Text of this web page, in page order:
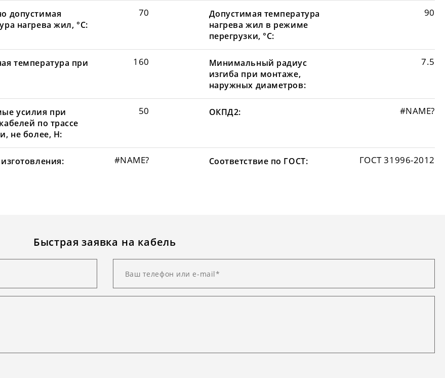
допустимая
нагрева жил, °С:
70
Допустимая температура
нагрева жил в режиме
перегрузки, °С:
90
температура при
160
Минимальный радиус
изгиба при монтаже,
наружных диаметров:
7.5
усилия при
по трассе
не более, Н:
50 ОКПД2: #NAME?
#NAME? Соответствие по ГОСТ: ГОСТ 31996-2012
Быстрая заявка на кабель